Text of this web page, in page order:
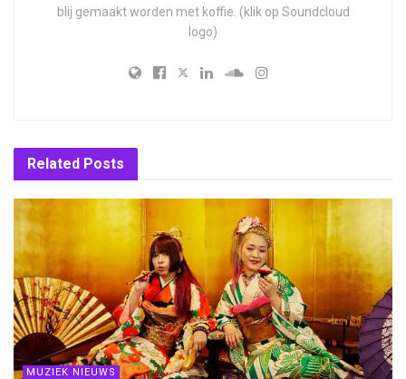
blij gemaakt worden met koffie. (klik op Soundcloud
logo)
Related Posts
MUZIEK NIEUWS